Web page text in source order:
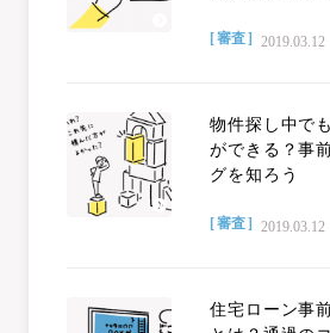
[ 審査 ] 2019.03.12
物件探し中で
ができる？事
グを知ろう
[ 審査 ] 2019.03.12
住宅ローン事